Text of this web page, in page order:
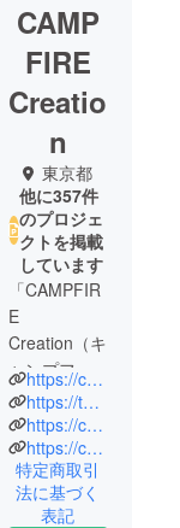
CAMP
FIRE
Creatio
n
東京都
他に357件
のプロジェ
クトを掲載
しています
「CAMPFIR
E
Creation（キ
ャンプファ
イヤー クリ
エーショ
ン）」は、
株式会社
CAMPFIRE
https://camp-fire.jp/creation
https://twitter.com/CF_Creation
https://camp-fire.jp/privacy
https://camp-fire.jp/inquiries
特定商取引
法に基づく
表記